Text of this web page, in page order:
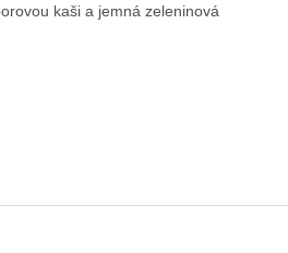
kaši a jemná zeleninová